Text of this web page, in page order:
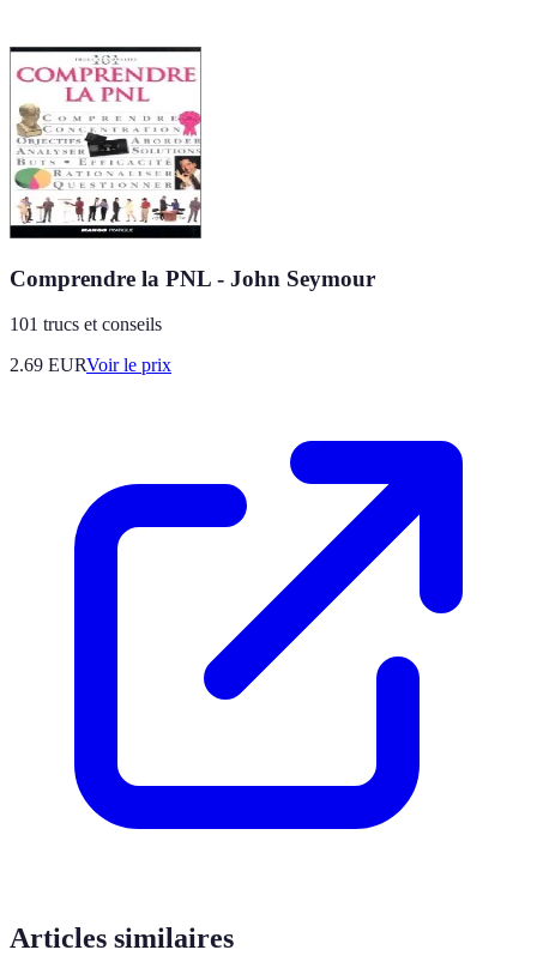
Comprendre la PNL - John Seymour
101 trucs et conseils
2.69 EURVoir le prix
Articles similaires